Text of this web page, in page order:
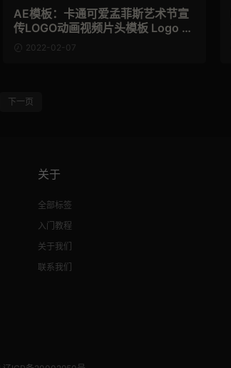
AE模板：卡通可爱孟菲斯艺术节宣
传LOGO动画视频片头模板 Logo Re
veal - Shape Opener
2022-02-07
下一页
关于
全部标签
入门教程
关于我们
联系我们